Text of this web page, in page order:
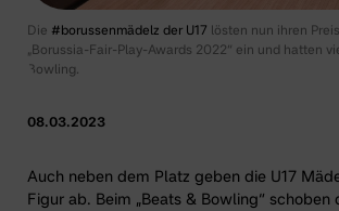
Die #borussenmädelz der U17 lösten nun ihren
„Borussia-Fair-Play-Awards 2022“ ein und hatten
Bowling.
08.03.2023
Auch neben dem Platz geben die U17
Figur ab. Beim „Beats & Bowling“